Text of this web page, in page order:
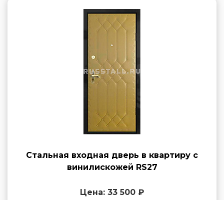
Стальная входная дверь в квартиру с
винилискожей RS27
Цена: 33 500 ₽